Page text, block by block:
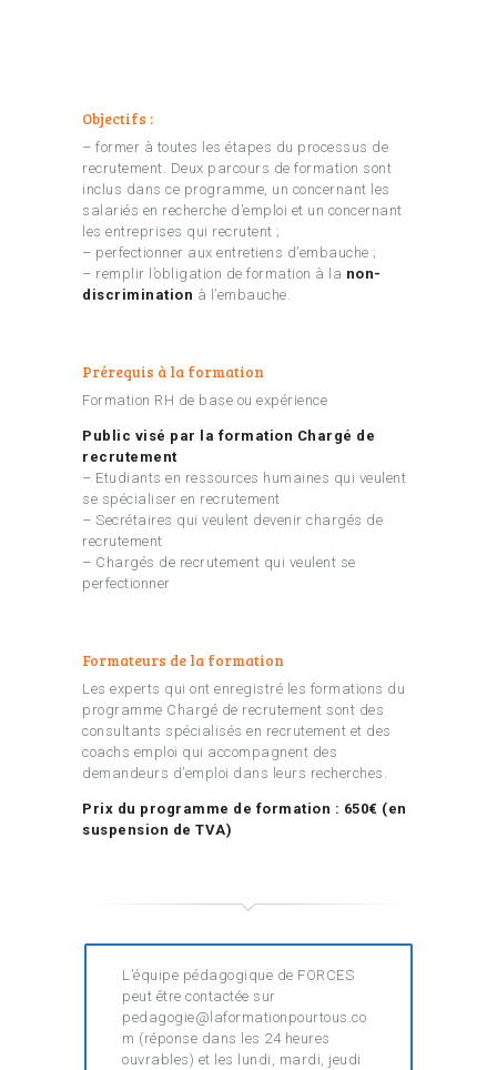
Objectifs :
– former à toutes les étapes du processus de
recrutement. Deux parcours de formation sont
inclus dans ce programme, un concernant les
salariés en recherche d’emploi et un concernant
les entreprises qui recrutent ;
– perfectionner aux entretiens d’embauche ;
– remplir l’obligation de formation à la non-
discrimination à l’embauche.
Prérequis à la formation
Formation RH de base ou expérience
Public visé par la formation Chargé de
recrutement
– Etudiants en ressources humaines qui veulent
se spécialiser en recrutement
– Secrétaires qui veulent devenir chargés de
recrutement
– Chargés de recrutement qui veulent se
perfectionner
Formateurs de la formation
Les experts qui ont enregistré les formations du
programme Chargé de recrutement sont des
consultants spécialisés en recrutement et des
coachs emploi qui accompagnent des
demandeurs d’emploi dans leurs recherches.
Prix du programme de formation : 650€ (en
suspension de TVA)
L’équipe pédagogique de FORCES
peut être contactée sur
pedagogie@laformationpourtous.co
m (réponse dans les 24 heures
ouvrables) et les lundi, mardi, jeudi